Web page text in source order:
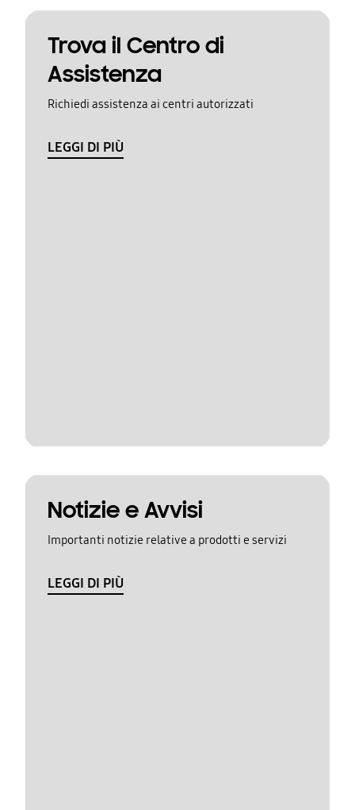
Trova il Centro di
Assistenza
Richiedi assistenza ai centri autorizzati
LEGGI DI PIÙ
Notizie e Avvisi
Importanti notizie relative a prodotti e servizi
LEGGI DI PIÙ